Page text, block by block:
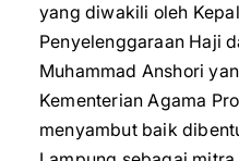
yang diwakili oleh
Penyelenggaraan Haji
Muhammad Anshori
Kementerian Agama
menyambut baik